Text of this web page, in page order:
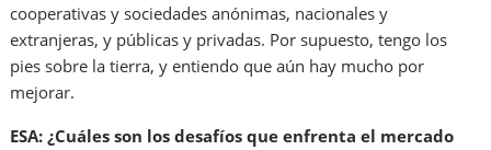
cooperativas y sociedades anónimas, nacionales y
extranjeras, y públicas y privadas. Por supuesto, tengo los
pies sobre la tierra, y entiendo que aún hay mucho por
mejorar.
ESA: ¿Cuáles son los desafíos que enfrenta el mercado